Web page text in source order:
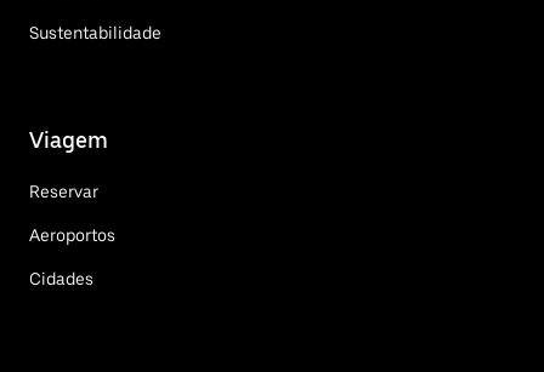
Sustentabilidade
Viagem
Reservar
Aeroportos
Cidades